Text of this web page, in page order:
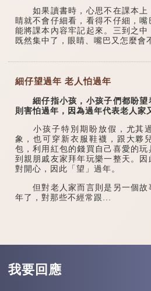
如果讀書時，心思不在課本上
睛就不會仔細看，看得不仔細，
能將課本內容牢記起來。三到之
既然集中了，眼睛、嘴巴又怎麼會
細仔望過年 老人怕過年
細仔指小孩，小孩子們都盼望
則害怕過年，因為過年代表老人家
小孩子特別期盼放假，尤其過
象，也可穿新衣服鞋襪，跟大夥
包，利用紅包的錢買自己喜愛的玩
到親朋戚友家拜年玩樂一整天。
對開心，因此「望」過年。
但對老人家而言則是另一個故
年了，對那些不經常跟...
我要回應